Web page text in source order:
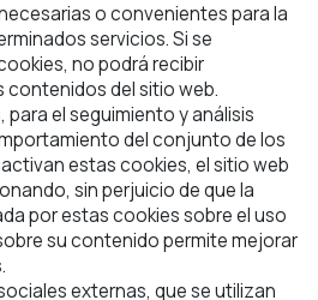
o convenientes para la
servicios. Si se
no podrá recibir
del sitio web.
el seguimiento y análisis
del conjunto de los
estas cookies, el sitio web
sin perjuicio de que la
por estas cookies sobre el uso
su contenido permite mejorar
externas, que se utilizan